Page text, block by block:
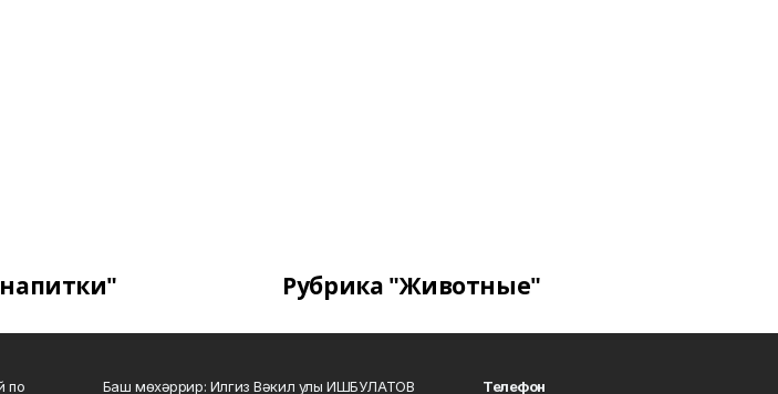
Рубрика "Животные"
по
Баш мөхәррир: Илгиз Вәкил улы ИШБУЛАТОВ
Телефон